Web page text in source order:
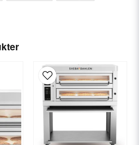
min fråga